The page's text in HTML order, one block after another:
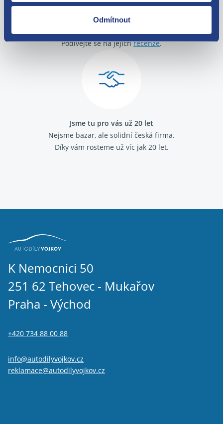
Odmítnout
O své zákazníky se staráme
Podívejte se na jejichrecenze.
Jsme tu pro vás už 20 let
Nejsme bazar, ale solidní česká firma.
Díky vám rosteme už víc jak 20 let.
K Nemocnici 50
251 62 Tehovec - Mukařov
Praha - Východ
+420 734 88 00 88
info@autodilyvojkov.cz
reklamace@autodilyvojkov.cz